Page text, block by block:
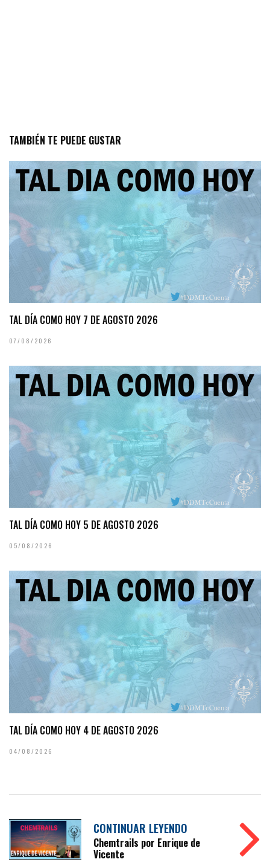
TAMBIÉN TE PUEDE GUSTAR
TAL DÍA COMO HOY 7 DE AGOSTO 2026
07/08/2026
TAL DÍA COMO HOY 5 DE AGOSTO 2026
05/08/2026
TAL DÍA COMO HOY 4 DE AGOSTO 2026
04/08/2026
CONTINUAR LEYENDO
Chemtrails por Enrique de
Vicente